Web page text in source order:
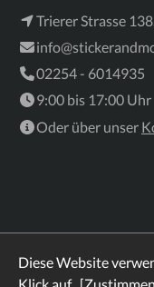
Trierer Strasse
02254 - 6014935
9:00 bis 17:00 Uhr
Oder über unser
Diese Website